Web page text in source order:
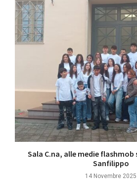
Sala C.na, alle medie
Sanfilippo
14 Novembre 2025